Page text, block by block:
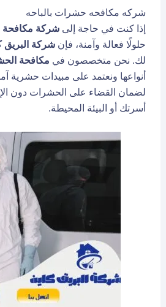
شركه مكافحه حشرات بالباحه
إذا كنت في حاجة إلى شركة مكافحة
حلولًا فعالة وآمنة، فإن شركة البريق
لك. نحن متخصصون في مكافحة
أنواعها ونعتمد على مبيدات حشرية
لضمان القضاء على الحشرات دون
أسرتك أو البيئة المحيطة.